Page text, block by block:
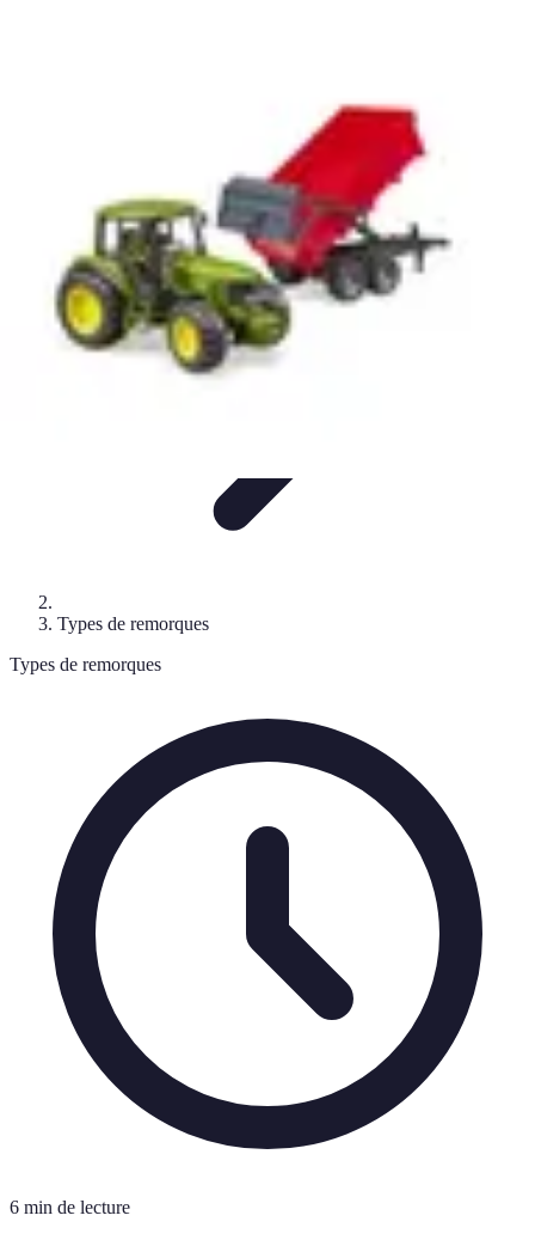
Types de remorques
Types de remorques
6 min de lecture